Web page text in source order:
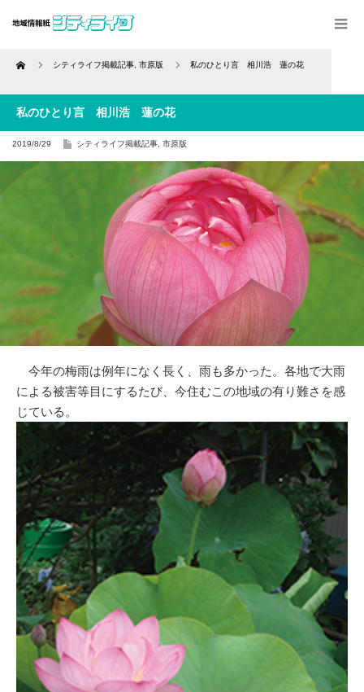
Home シティライフ掲載記事 市原版 私のひとり言 相川浩 蓮の花
私のひとり言 相川浩 蓮の花
2019/8/29 シティライフ掲載記事 市原版
今年の梅雨は例年になく長く、雨も多かった。各地で大雨
による被害等目にするたび、今住むこの地域の有り難さを感
じている。